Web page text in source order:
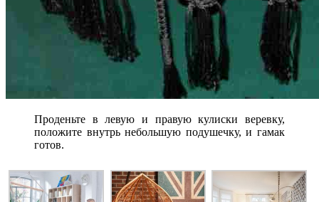
Проденьте в левую и правую кулиски веревку,
положите внутрь небольшую подушечку, и гамак
готов.